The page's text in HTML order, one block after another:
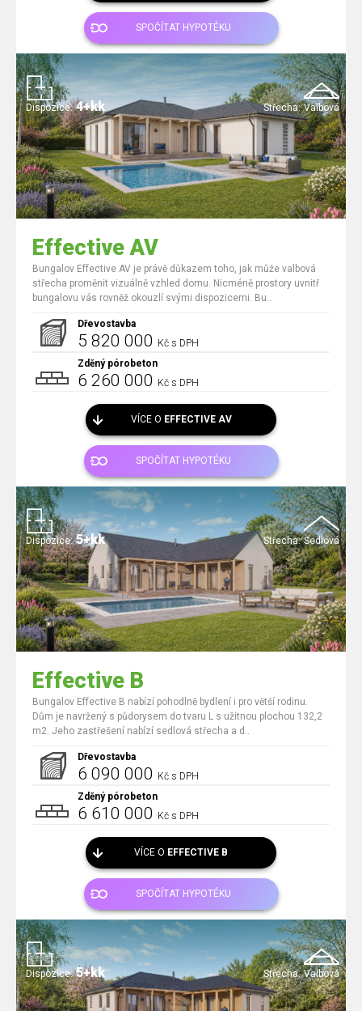
SPOČÍTAT HYPOTÉKU
Střecha: Valbová
Dispozice: 4+kk
Effective AV
Bungalov Effective AV je právě důkazem toho, jak může valbová
střecha proměnit vizuálně vzhled domu. Nicméně prostory uvnitř
bungalovu vás rovněž okouzlí svými dispozicemi. Bu..
Dřevostavba
5 820 000 Kč s DPH
Zděný pórobeton
6 260 000 Kč s DPH
VÍCE O EFFECTIVE AV
SPOČÍTAT HYPOTÉKU
Střecha: Sedlová
Dispozice: 5+kk
Effective B
Bungalov Effective B nabízí pohodlně bydlení i pro větší rodinu.
Dům je navržený s půdorysem do tvaru L s užitnou plochou 132,2
m2. Jeho zastřešení nabízí sedlová střecha a d..
Dřevostavba
6 090 000 Kč s DPH
Zděný pórobeton
6 610 000 Kč s DPH
VÍCE O EFFECTIVE B
SPOČÍTAT HYPOTÉKU
Střecha: Valbová
Dispozice: 5+kk